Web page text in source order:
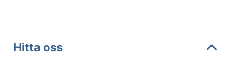
Hitta oss